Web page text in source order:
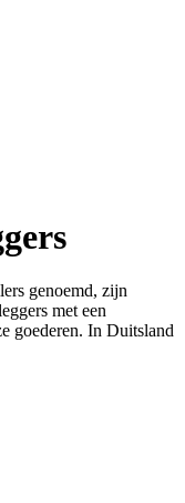
genoemd, zijn
met een
goederen. In Duitsland